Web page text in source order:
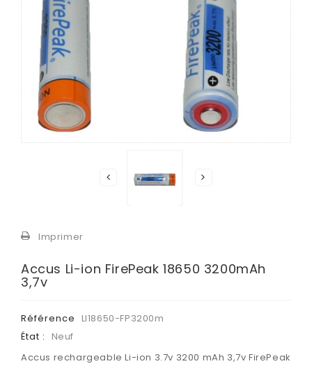
Imprimer
Accus Li-ion FirePeak 18650 3200mAh
3,7v
Référence
LI18650-FP3200m
État :
Neuf
Accus rechargeable Li-ion 3.7v 3200 mAh 3,7v FirePeak